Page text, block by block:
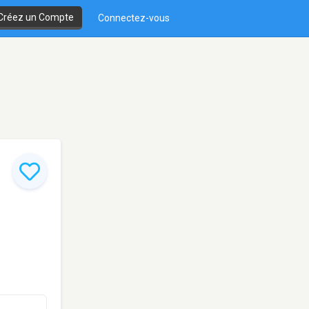
un Compte Connectez-vous